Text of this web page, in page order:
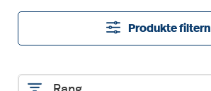
Produkte filtern